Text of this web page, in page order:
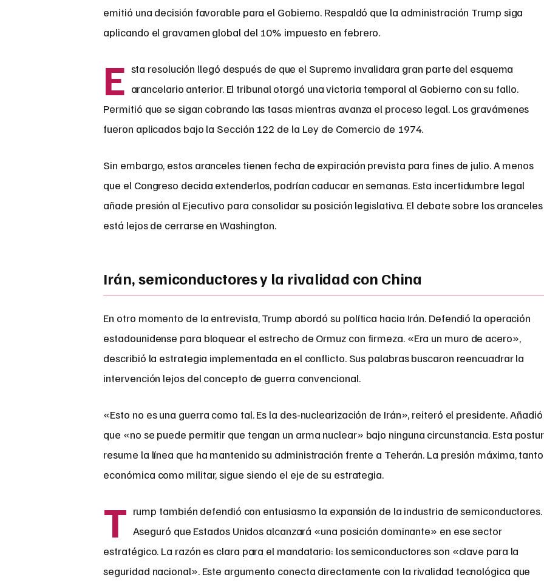
emitió una decisión favorable para el Gobierno. Respaldó que la administración Trump siga
aplicando el gravamen global del 10% impuesto en febrero.
E sta resolución llegó después de que el Supremo invalidara gran parte del esquema
arancelario anterior. El tribunal otorgó una victoria temporal al Gobierno con su fallo.
Permitió que se sigan cobrando las tasas mientras avanza el proceso legal. Los gravámenes
fueron aplicados bajo la Sección 122 de la Ley de Comercio de 1974.
Sin embargo, estos aranceles tienen fecha de expiración prevista para fines de julio. A menos
que el Congreso decida extenderlos, podrían caducar en semanas. Esta incertidumbre legal
añade presión al Ejecutivo para consolidar su posición legislativa. El debate sobre los aranceles
está lejos de cerrarse en Washington.
Irán, semiconductores y la rivalidad con China
En otro momento de la entrevista, Trump abordó su política hacia Irán. Defendió la operación
estadounidense para bloquear el estrecho de Ormuz con firmeza. «Era un muro de acero»,
describió la estrategia implementada en el conflicto. Sus palabras buscaron reencuadrar la
intervención lejos del concepto de guerra convencional.
«Esto no es una guerra como tal. Es la des-nuclearización de Irán», reiteró el presidente. Añadió
que «no se puede permitir que tengan un arma nuclear» bajo ninguna circunstancia. Esta
resume la línea que ha mantenido su administración frente a Teherán. La presión máxima, tanto
económica como militar, sigue siendo el eje de su estrategia.
T rump también defendió con entusiasmo la expansión de la industria de semiconductores.
Aseguró que Estados Unidos alcanzará «una posición dominante» en ese sector
estratégico. La razón es clara para el mandatario: los semiconductores son «clave para la
seguridad nacional». Este argumento conecta directamente con la rivalidad tecnológica que